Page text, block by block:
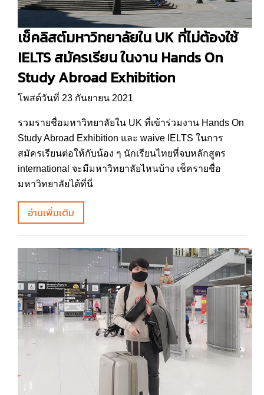
เช็คลิสต์มหาวิทยาลัยใน UK ที่ไม่ต้องใช้
IELTS สมัครเรียน ในงาน Hands On
Study Abroad Exhibition
โพสต์วันที่ 23 กันยายน 2021
รวมรายชื่อมหาวิทยาลัยใน UK ที่เข้าร่วมงาน Hands On
Study Abroad Exhibition และ waive IELTS ในการ
สมัครเรียนต่อให้กับน้อง ๆ นักเรียนไทยที่จบหลักสูตร
international จะมีมหาวิทยาลัยไหนบ้าง เช็ครายชื่อ
มหาวิทยาลัยได้ที่นี่
อ่านเพิ่มเติม